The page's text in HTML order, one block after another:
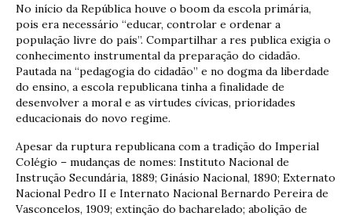
No início da República houve o boom da escola primária,
pois era necessário “educar, controlar e ordenar a
população livre do país”. Compartilhar a res publica exigia o
conhecimento instrumental da preparação do cidadão.
Pautada na “pedagogia do cidadão” e no dogma da liberdade
do ensino, a escola republicana tinha a finalidade de
desenvolver a moral e as virtudes cívicas, prioridades
educacionais do novo regime.
Apesar da ruptura republicana com a tradição do Imperial
Colégio – mudanças de nomes: Instituto Nacional de
Instrução Secundária, 1889; Ginásio Nacional, 1890; Externato
Nacional Pedro II e Internato Nacional Bernardo Pereira de
Vasconcelos, 1909; extinção do bacharelado; abolição de